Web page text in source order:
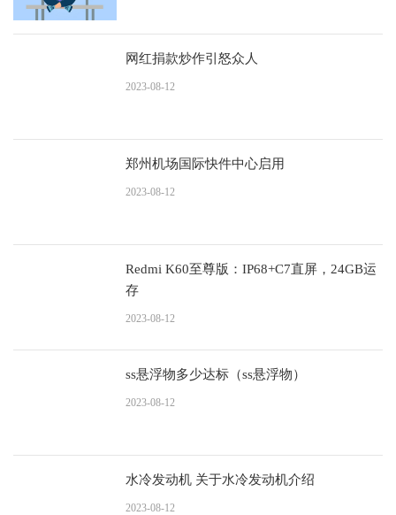
网红捐款炒作引怒众人
2023-08-12
郑州机场国际快件中心启用
2023-08-12
Redmi K60至尊版：IP68+C7直屏，24GB运
存
2023-08-12
ss悬浮物多少达标（ss悬浮物）
2023-08-12
水冷发动机 关于水冷发动机介绍
2023-08-12